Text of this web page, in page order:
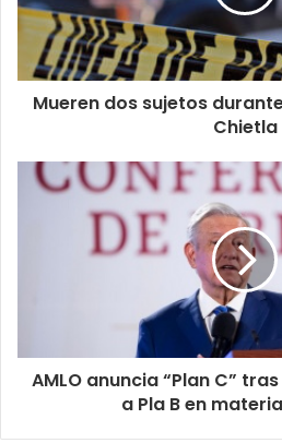
Mueren dos sujetos
Chietla
AMLO anuncia “Plan C”
a Pla B en